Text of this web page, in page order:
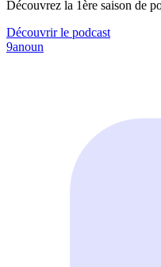
Découvrez la 1ère saison de
Découvrir le podcast
9anoun